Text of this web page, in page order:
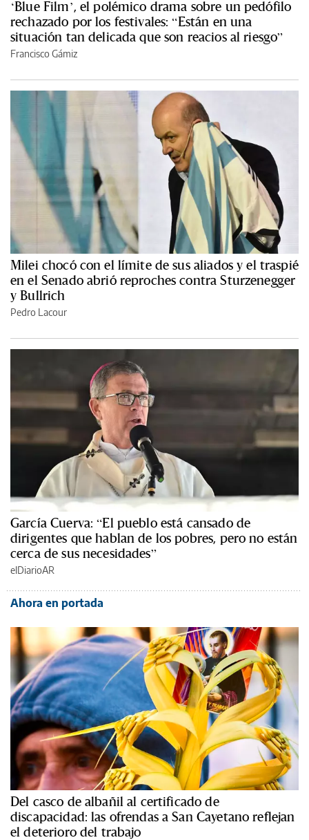
‘Blue Film’, el polémico drama sobre un pedófilo
rechazado por los festivales: “Están en una
situación tan delicada que son reacios al riesgo”
Francisco Gámiz
Milei chocó con el límite de sus aliados y el traspié
en el Senado abrió reproches contra Sturzenegger
y Bullrich
Pedro Lacour
García Cuerva: “El pueblo está cansado de
dirigentes que hablan de los pobres, pero no están
cerca de sus necesidades”
elDiarioAR
Ahora en portada
Del casco de albañil al certificado de
discapacidad: las ofrendas a San Cayetano reflejan
el deterioro del trabajo